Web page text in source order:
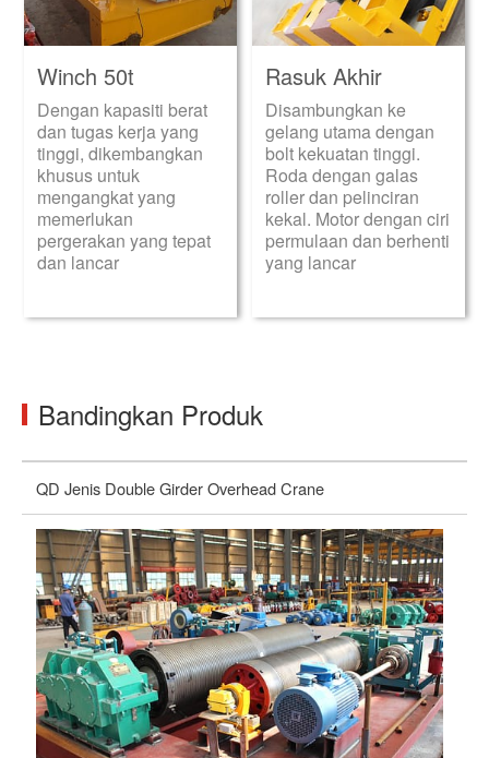
Winch 50t
Dengan kapasiti berat
dan tugas kerja yang
tinggi, dikembangkan
khusus untuk
mengangkat yang
memerlukan
pergerakan yang tepat
dan lancar
Rasuk Akhir
Disambungkan ke
gelang utama dengan
bolt kekuatan tinggi.
Roda dengan galas
roller dan pelinciran
kekal. Motor dengan ciri
permulaan dan berhenti
yang lancar
Bandingkan Produk
QD Jenis Double Girder Overhead Crane